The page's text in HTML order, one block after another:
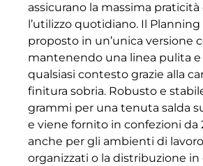
assicurano la massima
l’utilizzo quotidiano. Il
proposto in un’unica versione
mantenendo una linea pulita e
qualsiasi contesto grazie alla
finitura sobria. Robusto e
grammi per una tenuta salda
e viene fornito in confezioni da
anche per gli ambienti di
organizzati o la distribuzione